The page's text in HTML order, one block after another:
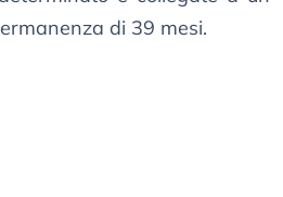
di 39 mesi.